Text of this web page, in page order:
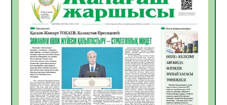
Инфекциялық ауруларға қарсы иммундау
жұмыстарының тиімділігі
06.08.2026
Көкжөтел ауруы туралы
06.08.2026
49
АПВ вакцинасы туралы мәлімет
06.08.2026
47